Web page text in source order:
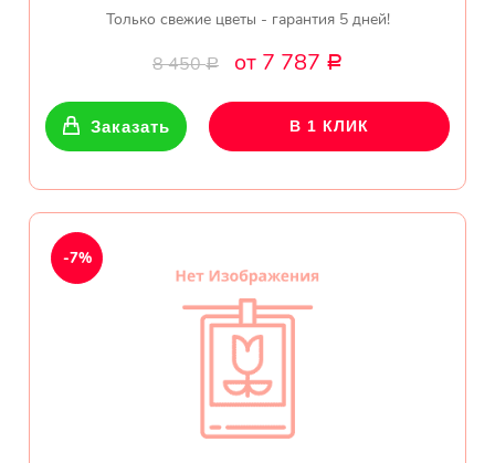
Только свежие цветы - гарантия 5 дней!
8 450Р от 7 787 Р
Заказать В 1 КЛИК
-7%